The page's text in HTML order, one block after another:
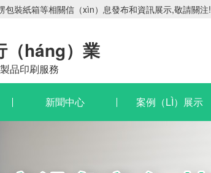
裝紙箱等相關信（xìn）息發布和資訊展示,敬請關注!
（háng）業
品印刷服務
新聞中心 案例（LÌ）展示